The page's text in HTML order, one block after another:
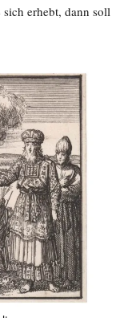
erhebt, dann soll